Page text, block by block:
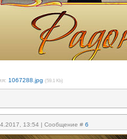
1067288.jpg (59.1 Kb)
13:54 | Сообщение # 6